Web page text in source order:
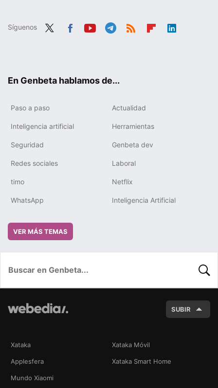
Síguenos
En Genbeta hablamos de...
Paso a paso Actualidad
Inteligencia artificial Herramientas
Seguridad Genbeta dev
Redes sociales Laboral
timo Netflix
WhatsApp Inteligencia Artificial
VER MÁS TEMAS
SUBIR
Xataka Xataka Móvil
Applesfera Xataka Smart Home
Mundo Xiaomi